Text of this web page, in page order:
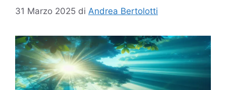
31 Marzo 2025 di Andrea Bertolotti